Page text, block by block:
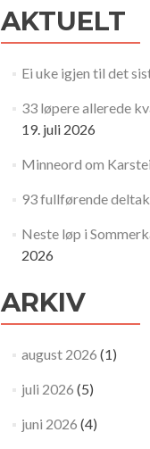
AKTUELT
Ei uke igjen til det
33 løpere allerede
19. juli 2026
Minneord om
93 fullførende
Neste løp i
2026
ARKIV
august 2026 (1)
juli 2026 (5)
juni 2026 (4)